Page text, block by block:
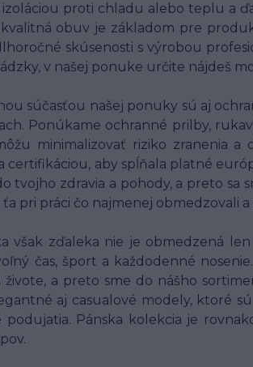
izoláciou proti chladu alebo teplu a
obuv je základom pre
skúsenosti s výrobou
v našej ponuke určite nájdeš
súčasťou našej ponuky sú aj
Ponúkame ochranné prilby,
minimalizovať riziko zranenia a
certifikáciou, aby spĺňala platné
tvojho zdravia a pohody, a preto
ťa pri práci čo najmenej obmedzovali
však zďaleka nie je obmedzená
čas, šport a každodenné
živote, a preto sme do nášho
aj casualové modely, ktoré
podujatia. Pánska kolekcia je